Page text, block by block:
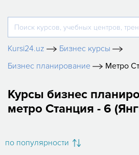
Kursi24.uz
Бизнес курсы
Бизнес планирование
Метро
Курсы бизнес
метро Станция - 6
по популярности